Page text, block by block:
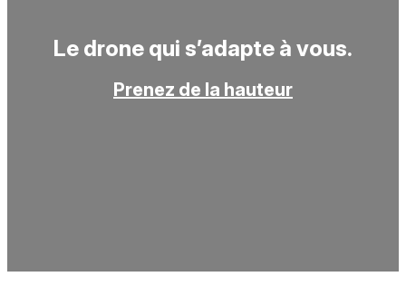
Le drone qui s’adapte à vous.
Prenez de la hauteur